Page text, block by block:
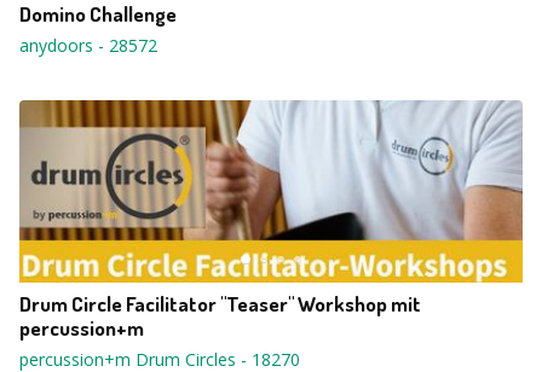
Domino Challenge
anydoors - 28572
Drum Circle Facilitator "Teaser" Workshop mit
percussion+m
percussion+m Drum Circles - 18270